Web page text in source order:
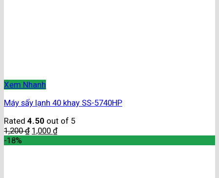
Xem Nhanh
Máy sấy lạnh 40 khay SS-5740HP
Rated 4.50 out of 5
1,200₫ 1,000 ₫
-18%